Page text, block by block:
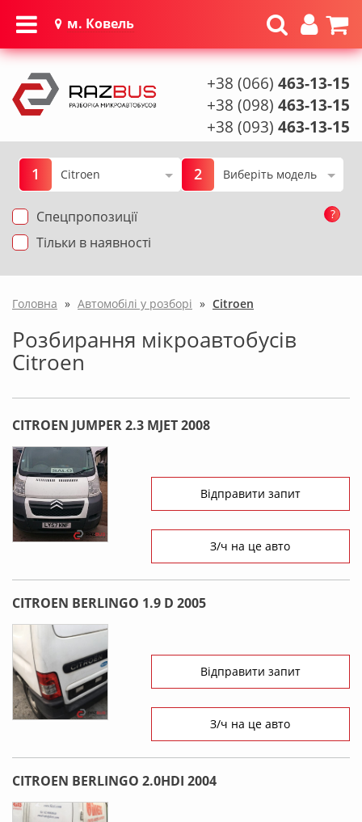
м. Ковель
+38 (066) 463-13-15
+38 (098) 463-13-15
+38 (093) 463-13-15
1 2
Спецпропозиції
Тільки в наявності
?
Головна » Автомобілі у розборі » Citroen
Розбирання мікроавтобусів
Citroen
CITROEN JUMPER 2.3 MJET 2008
Відправити запит
З/ч на це авто
CITROEN BERLINGO 1.9 D 2005
Відправити запит
З/ч на це авто
CITROEN BERLINGO 2.0HDI 2004